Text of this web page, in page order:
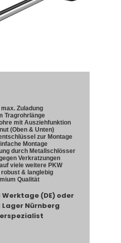
max. Zuladung
Tragrohrlänge
mit Ausziehfunktion
(Oben & Unten)
zur Montage
Montage
durch Metallschlösser
Verkratzungen
viele weitere PKW
robust & langlebig
Qualität
Werktage (DE) oder
Nürnberg